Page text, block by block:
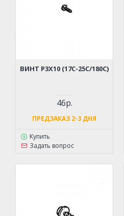
ВИНТ Р3Х10 (17С-25С/180С)
46р.
ПРЕДЗАКАЗ 2-3 ДНЯ
Купить
Задать вопрос